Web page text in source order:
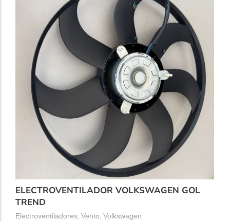
ELECTROVENTILADOR VOLKSWAGEN GOL
TREND
Electroventiladores, Vento, Volkswagen